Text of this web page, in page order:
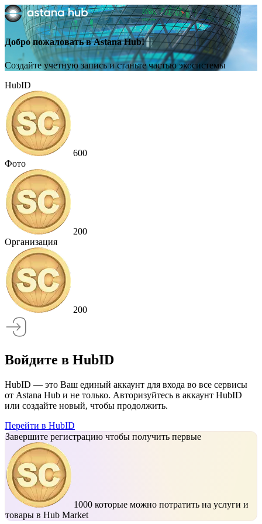
Добро пожаловать в Astana Hub!
Создайте учетную запись и станьте частью экосистемы
HubID
600
Фото
200
Организация
200
Войдите в HubID
HubID — это Ваш единый аккаунт для входа во все сервисы
от Astana Hub и не только. Авторизуйтесь в аккаунт HubID
или создайте новый, чтобы продолжить.
Перейти в HubID
Завершите регистрацию чтобы получить первые
1000 которые можно потратить на услуги и
товары в Hub Market